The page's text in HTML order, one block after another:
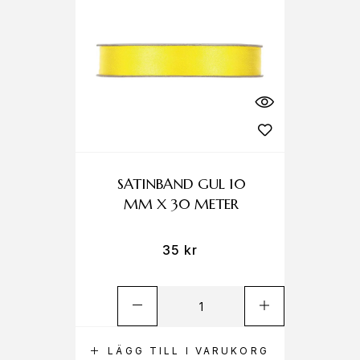
LÄGG TILL I VARUKORG
SATINBAND GUL 10
MM X 30 METER
35 kr